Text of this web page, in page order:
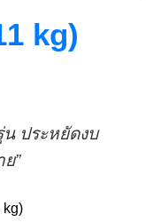
kg)
น ประหยัดงบ
”